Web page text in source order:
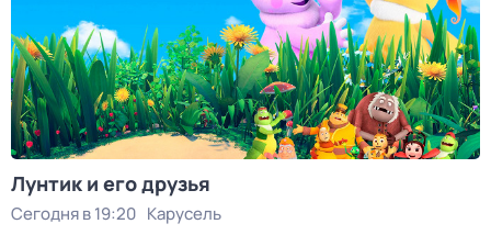
Лунтик и его друзья
Сегодня в 19:20 Карусель